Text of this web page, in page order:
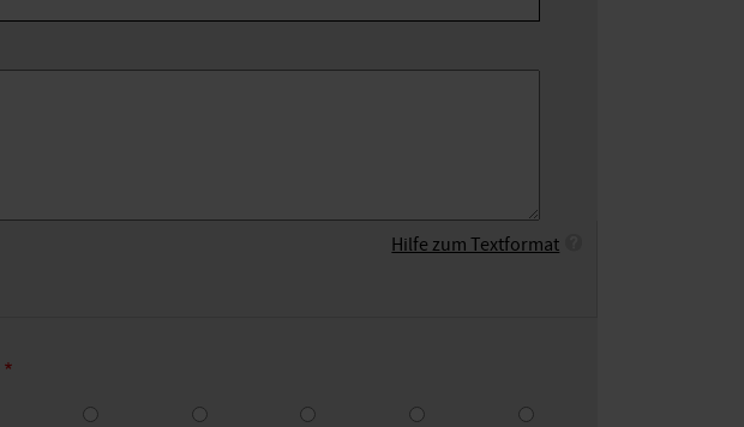
Hilfe zum Textformat